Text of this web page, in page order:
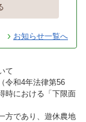
お知らせ一覧へ
て
令和4年法律第56
時における「下限面
方であり、遊休農地